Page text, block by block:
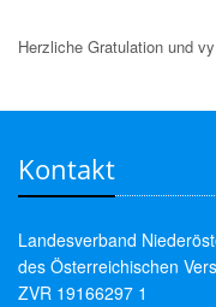
Herzliche Gratulation und
Kontakt
Landesverband
des Österreichischen
ZVR 19166297 1